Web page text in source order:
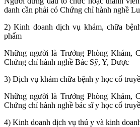
danh cần phải có Chứng chỉ hành nghề
2) Kinh doanh dịch vụ khám, chữa
phẩm
Những người là Trưởng Phòng Khám,
Chứng chỉ hành nghề Bác Sỹ, Y, Dược
3) Dịch vụ khám chữa bệnh y học cổ
Những người là Trưởng Phòng Khám,
Chứng chỉ hành nghề bác sĩ y học cổ
4) Kinh doanh dịch vụ thú y và kinh